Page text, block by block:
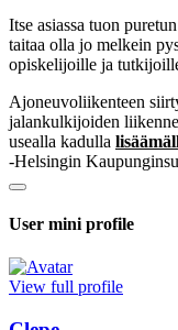
Itse asiassa tuon
taitaa olla jo melkein
opiskelijoille ja
Ajoneuvoliikenteen
jalankulkijoiden
usealla kadulla
-Helsingin
User mini profile
View full profile